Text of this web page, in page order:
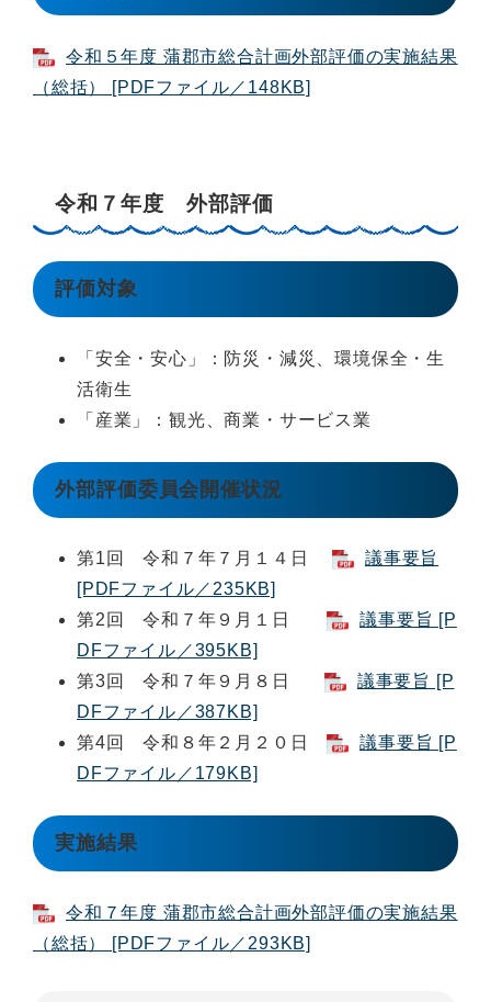
令和５年度 蒲郡市総合計画外部評価の実施結果
（総括） [PDFファイル／148KB]
令和７年度 外部評価
評価対象
「安全・安心」：防災・減災、環境保全・生
活衛生
「産業」：観光、商業・サービス業
外部評価委員会開催状況
第1回 令和７年７月１４日
議事要旨
[PDFファイル／235KB]
第2回 令和７年９月１日
議事要旨 [P
DFファイル／395KB]
第3回 令和７年９月８日
議事要旨 [P
DFファイル／387KB]
第4回 令和８年２月２０日
議事要旨 [P
DFファイル／179KB]
実施結果
令和７年度 蒲郡市総合計画外部評価の実施結果
（総括） [PDFファイル／293KB]